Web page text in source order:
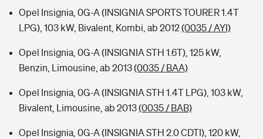
Opel Insignia, 0G-A (INSIGNIA SPORTS TOURER 1.4T
LPG), 103 kW, Bivalent, Kombi, ab 2012(0035 / AYI)
Opel Insignia, 0G-A (INSIGNIA STH 1.6T), 125 kW,
Benzin, Limousine, ab 2013(0035 / BAA)
Opel Insignia, 0G-A (INSIGNIA STH 1.4T LPG), 103 kW,
Bivalent, Limousine, ab 2013(0035 / BAB)
Opel Insignia, 0G-A (INSIGNIA STH 2.0 CDTI), 120 kW,